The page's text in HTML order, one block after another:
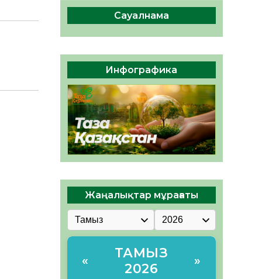
Руслан Рүстемұлы облыс
әкімінің кеңесшісі болып
тағайындалды
05.08.2026
45 0
Сауалнама
Инфографика
Жаңалықтар мұрағаты
«
ТАМЫЗ
2026
»